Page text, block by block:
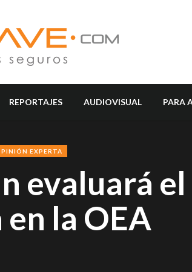
REPORTAJES AUDIOVISUAL PARA
EXPERTA
evaluará
la OEA